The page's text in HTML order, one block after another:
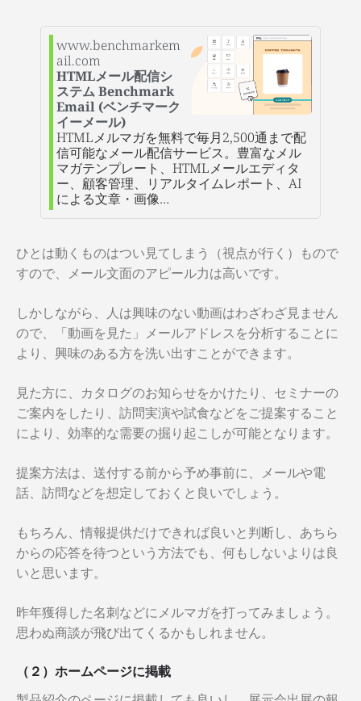
www.benchmarkem
ail.com
HTMLメール配信シ
ステム Benchmark
Email (ベンチマーク
イーメール)
HTMLメルマガを無料で毎月2,500通まで配
信可能なメール配信サービス。豊富なメル
マガテンプレート、HTMLメールエディタ
ー、顧客管理、リアルタイムレポート、AI
による文章・画像…
ひとは動くものはつい見てしまう（視点が行く）もので
すので、メール文面のアピール力は高いです。
しかしながら、人は興味のない動画はわざわざ見ません
ので、「動画を見た」メールアドレスを分析することに
より、興味のある方を洗い出すことができます。
見た方に、カタログのお知らせをかけたり、セミナーの
ご案内をしたり、訪問実演や試食などをご提案すること
により、効率的な需要の掘り起こしが可能となります。
提案方法は、送付する前から予め事前に、メールや電
話、訪問などを想定しておくと良いでしょう。
もちろん、情報提供だけできれば良いと判断し、あちら
からの応答を待つという方法でも、何もしないよりは良
いと思います。
昨年獲得した名刺などにメルマガを打ってみましょう。
思わぬ商談が飛び出てくるかもしれません。
（２）ホームページに掲載